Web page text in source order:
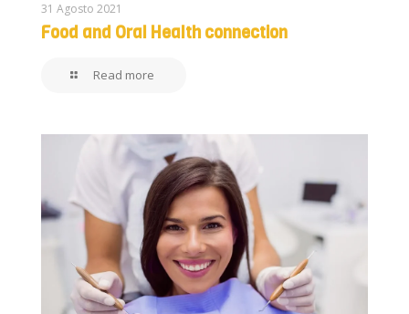
31 Agosto 2021
Food and Oral Health connection
Read more